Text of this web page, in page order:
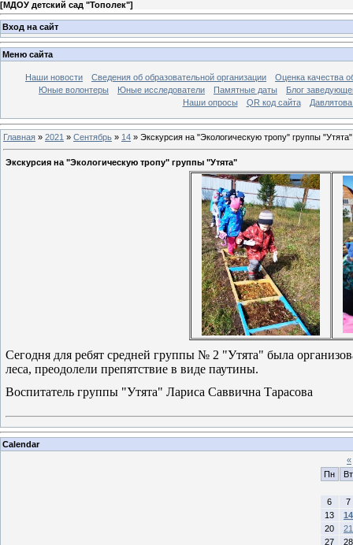
[МДОУ детский сад "Тополек"]
Вход на сайт
Меню сайта
Наши новости Сведения об образовательной организации
Оценка качества
Юные волонтеры
Юные исследователи Памятные даты
Блог
Наши опросы
QR код сайта
Главная » 2021 » Сентябрь » 14 » Экскурсия на "Экологическую тропу" группы "Утята"
Экскурсия на "Экологическую тропу" группы "Утята"
Сегодня для ребят средней группы № 2 "Утята" была
леса, преодолели препятствие в виде паутины.
Воспитатель группы "Утята" Лариса Саввична Тарасова
Calendar
«
Пн
Вт
6
7
13
14
20
21
27
28